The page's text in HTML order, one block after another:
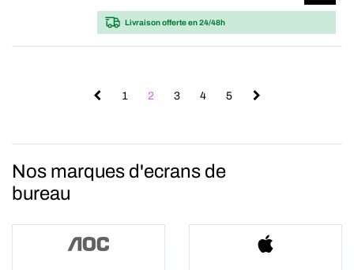
Livraison offerteen 24/48h
1 2 3 4 5
Nos marques d'ecrans de
bureau